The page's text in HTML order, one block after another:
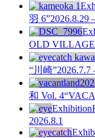
羽 6”2026.8.29
OLD
“川崎”2026.7.7
和 Vol. 4
Exhibition
2026.8.1